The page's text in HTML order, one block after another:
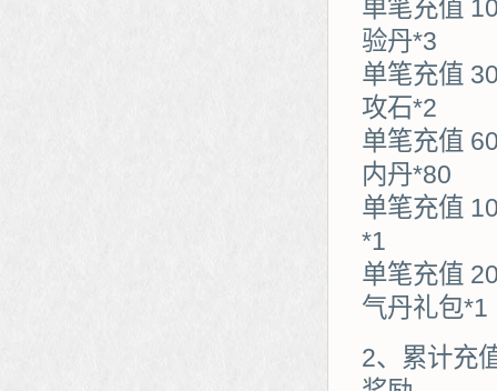
单笔充值
验丹*3
单笔充值
攻石*2
单笔充值
内丹*80
单笔充值
*1
单笔充值
气丹礼包*1
2、累计充